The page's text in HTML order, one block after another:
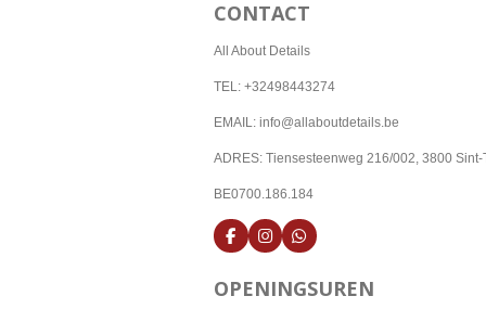
CONTACT
All About Details
TEL: +32498443274
EMAIL: info@allaboutdetails.be
ADRES: Tiensesteenweg 216/002, 3800 Sint-
BE0700.186.184
F
a
e
I
n
t
W
h
t
OPENINGSUREN